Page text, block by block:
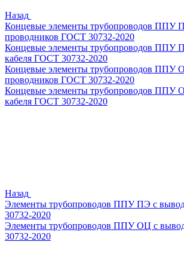
Назад
Концевые элементы трубопроводов ППУ
проводников ГОСТ 30732-2020
Концевые элементы трубопроводов ППУ
кабеля ГОСТ 30732-2020
Концевые элементы трубопроводов ППУ
проводников ГОСТ 30732-2020
Концевые элементы трубопроводов ППУ
кабеля ГОСТ 30732-2020
Назад
Элементы трубопроводов ППУ ПЭ с
30732-2020
Элементы трубопроводов ППУ ОЦ с
30732-2020